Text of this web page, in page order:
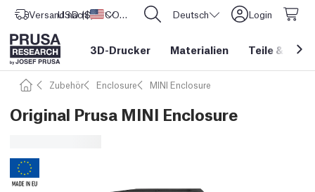
Versand nach Vereinigte Staaten
USD ($) CORE One L: Jetzt auf Lager! Deutsch Login
3D-Drucker Materialien Teile &
Zubehör Enclosure MINI Enclosure
Original Prusa MINI Enclosure